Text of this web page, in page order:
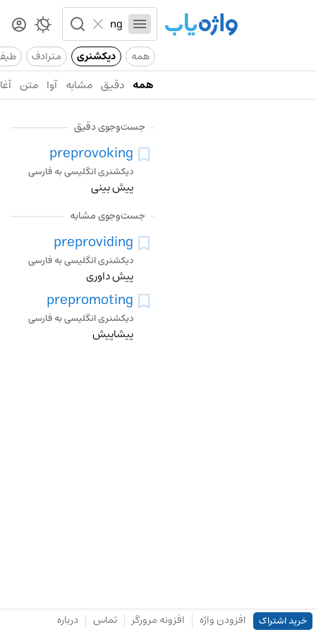
همه دیکشنری مترادف
همه دقیق مشابه آوا متن
جست‌وجوی دقیق
preprovoking
دیکشنری انگلیسی به فارسی
پیش بینی
جست‌وجوی مشابه
preproviding
دیکشنری انگلیسی به فارسی
پیش داوری
prepromoting
دیکشنری انگلیسی به فارسی
پیشاپیش
خرید اشتراک افزودن واژه افزونه مرورگر تماس درباره